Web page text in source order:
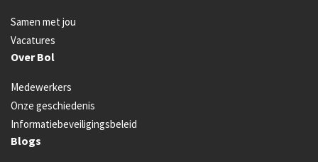
Samen met jou
Vacatures
Over Bol
Medewerkers
Onze geschiedenis
Informatiebeveiligingsbeleid
Blogs